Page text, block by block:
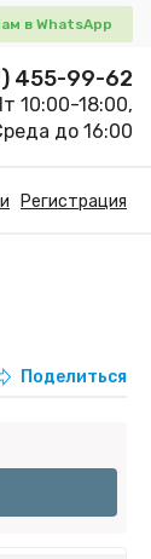
в WhatsApp
455-99-62
10:00-18:00,
до 16:00
Регистрация
Поделиться